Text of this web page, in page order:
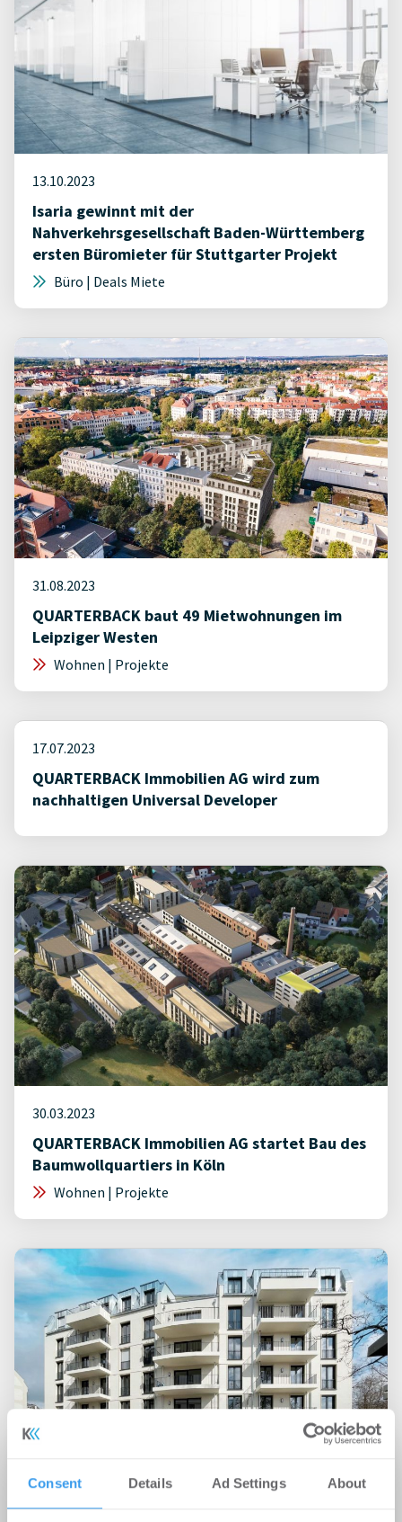
Consent Details Ad Settings About
13.10.2023
Isaria gewinnt mit der
Nahverkehrsgesellschaft Baden-Württemberg
ersten Büromieter für Stuttgarter Projekt
Büro | Deals Miete
31.08.2023
QUARTERBACK baut 49 Mietwohnungen im
Leipziger Westen
Wohnen | Projekte
17.07.2023
QUARTERBACK Immobilien AG wird zum
nachhaltigen Universal Developer
30.03.2023
QUARTERBACK Immobilien AG startet Bau des
Baumwollquartiers in Köln
Wohnen | Projekte